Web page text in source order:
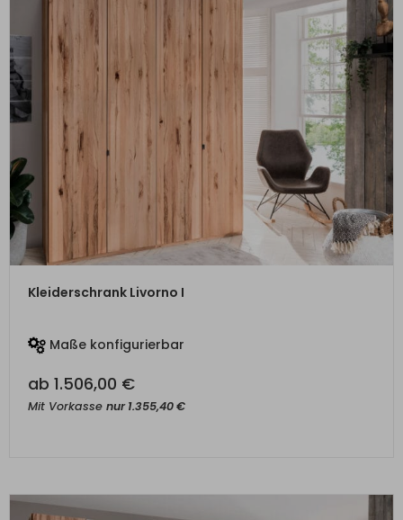
Kleiderschrank Livorno I
Maße konfigurierbar
ab 1.506,00 €
Mit Vorkasse nur1.355,40€